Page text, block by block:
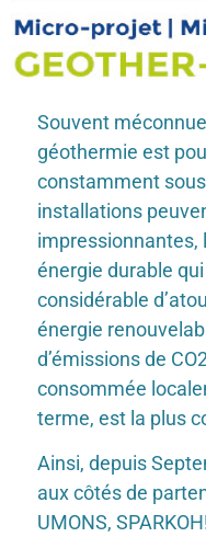
Souvent
géothermie est
constamment
installations
impressionnantes,
énergie durable
considérable
énergie
d’émissions de
consommée
terme, est la plus
Ainsi, depuis
aux côtés de
UMONS,